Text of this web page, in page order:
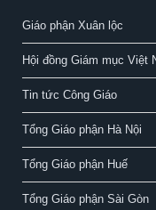
Giáo phận Xuân lộc
Hội đồng Giám mục Việt
Tin tức Công Giáo
Tổng Giáo phận Hà Nội
Tổng Giáo phận Huế
Tổng Giáo phận Sài Gòn